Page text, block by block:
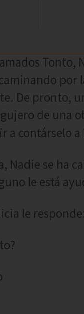
Tonto,
por
De pronto,
de una
a contárselo
Nadie se ha
le está
le